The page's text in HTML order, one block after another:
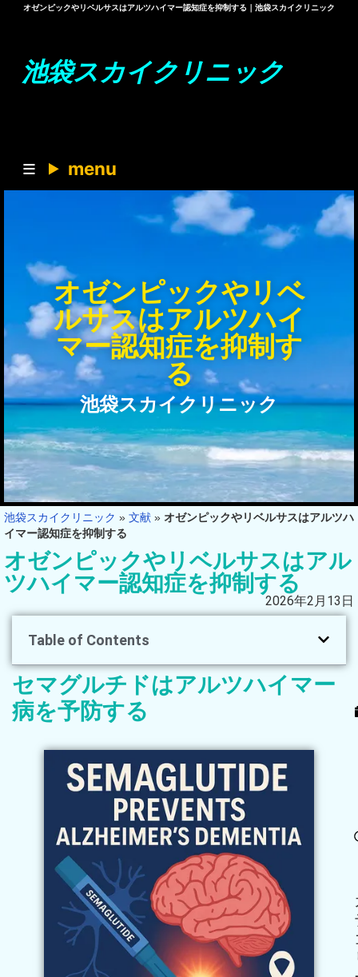
オゼンピックやリベルサスはアルツハイマー認知症を抑制する｜池袋スカイクリニック
池袋スカイクリニック
menu
オゼンピックやリベ
ルサスはアルツハイ
マー認知症を抑制す
る
池袋スカイクリニック
池袋スカイクリニック » 文献 » オゼンピックやリベルサスはアルツハ
イマー認知症を抑制する
オゼンピックやリベルサスはアル
ツハイマー認知症を抑制する
2026年2月13日
Table of Contents
セマグルチドはアルツハイマー
病を予防する